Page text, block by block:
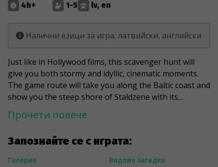
Запознайте се с играта:
Галерия
Видове загадки
4h+ 1-5 lv, en
Налични езици за игра: латвийски, английски
Just like in Hollywood films, this scavenger hunt will
give you both stormy and idyllic, cinematic moments.
The game route will take you along the Baltic coast and
show you the steep shore of Staldzene with its
of Ventspils harbour. You will also see an ancient Elku
break one of its branches, for which, according to
legend, you will receive a severe punishment. The
Прочети повече